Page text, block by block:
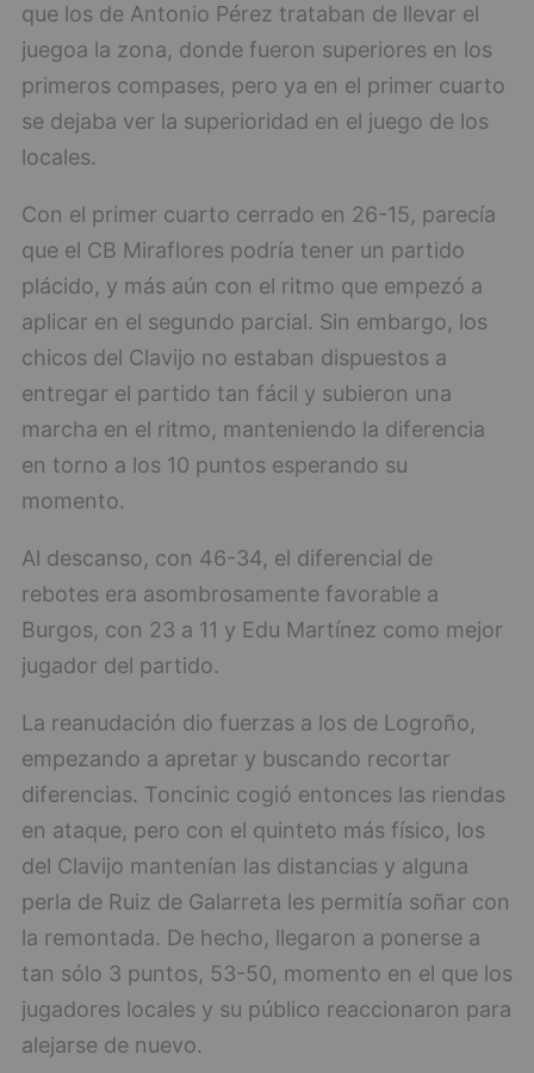
que los de Antonio Pérez trataban de llevar el
juegoa la zona, donde fueron superiores en los
primeros compases, pero ya en el primer cuarto
se dejaba ver la superioridad en el juego de los
locales.
Con el primer cuarto cerrado en 26-15, parecía
que el CB Miraflores podría tener un partido
plácido, y más aún con el ritmo que empezó a
aplicar en el segundo parcial. Sin embargo, los
chicos del Clavijo no estaban dispuestos a
entregar el partido tan fácil y subieron una
marcha en el ritmo, manteniendo la diferencia
en torno a los 10 puntos esperando su
momento.
Al descanso, con 46-34, el diferencial de
rebotes era asombrosamente favorable a
Burgos, con 23 a 11 y Edu Martínez como mejor
jugador del partido.
La reanudación dio fuerzas a los de Logroño,
empezando a apretar y buscando recortar
diferencias. Toncinic cogió entonces las riendas
en ataque, pero con el quinteto más físico, los
del Clavijo mantenían las distancias y alguna
perla de Ruiz de Galarreta les permitía soñar con
la remontada. De hecho, llegaron a ponerse a
tan sólo 3 puntos, 53-50, momento en el que los
jugadores locales y su público reaccionaron para
alejarse de nuevo.